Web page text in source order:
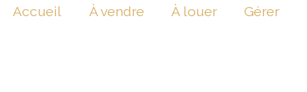
Accueil À vendre À louer Gérer